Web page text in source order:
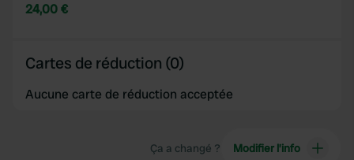
24,00 €
Cartes de réduction (0)
Aucune carte de réduction acceptée
Ça a changé ? Modifier l’info